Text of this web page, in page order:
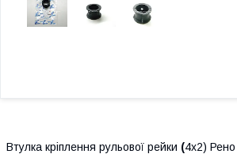
Втулка кріплення рульової рейки (4х2)